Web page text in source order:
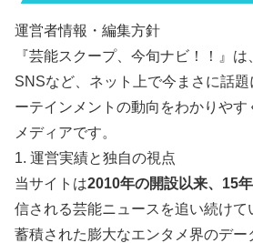
運営者情報・編集方針
『芸能スクープ、今旬ナビ！！』は
SNSなど、ネット上で今まさに話
ーテインメントの動向をわかりやす
メディアです。
1. 運営実績と独自の視点
当サイトは2010年の開設以来、15
信される芸能ニュースを追い続け
蓄積された膨大なエンタメ界のデ